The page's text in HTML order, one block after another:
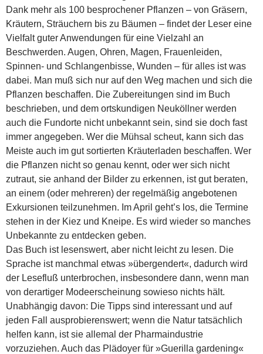
Dank mehr als 100 besprochener Pflanzen – von Gräsern,
Kräutern, Sträuchern bis zu Bäumen – findet der Leser eine
Vielfalt guter Anwendungen für eine Vielzahl an
Beschwerden. Augen, Ohren, Magen, Frauenleiden,
Spinnen- und Schlangenbisse, Wunden – für alles ist was
dabei. Man muß sich nur auf den Weg machen und sich die
Pflanzen beschaffen. Die Zubereitungen sind im Buch
beschrieben, und dem ortskundigen Neuköllner werden
auch die Fundorte nicht unbekannt sein, sind sie doch fast
immer angegeben. Wer die Mühsal scheut, kann sich das
Meiste auch im gut sortierten Kräuterladen beschaffen. Wer
die Pflanzen nicht so genau kennt, oder wer sich nicht
zutraut, sie anhand der Bilder zu erkennen, ist gut beraten,
an einem (oder mehreren) der regelmäßig angebotenen
Exkursionen teilzunehmen. Im April geht’s los, die Termine
stehen in der Kiez und Kneipe. Es wird wieder so manches
Unbekannte zu entdecken geben.
Das Buch ist lesenswert, aber nicht leicht zu lesen. Die
Sprache ist manchmal etwas »übergendert«, dadurch wird
der Lesefluß unterbrochen, insbesondere dann, wenn man
von derartiger Modeerscheinung sowieso nichts hält.
Unabhängig davon: Die Tipps sind interessant und auf
jeden Fall ausprobierenswert; wenn die Natur tatsächlich
helfen kann, ist sie allemal der Pharmaindustrie
vorzuziehen. Auch das Plädoyer für »Guerilla gardening«